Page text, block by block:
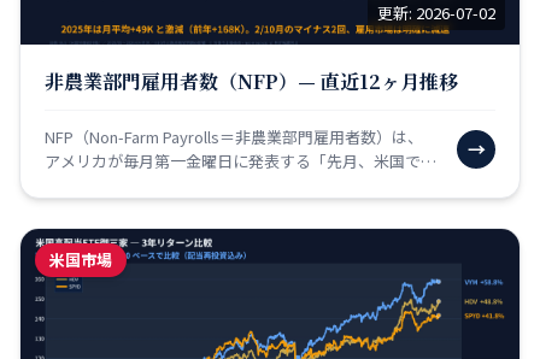
更新: 2026-07-02
非農業部門雇用者数（NFP）— 直近12ヶ月推移
NFP（Non-Farm Payrolls＝非農業部門雇用者数）は、
アメリカが毎月第一金曜日に発表する「先月、米国で何
→
米国市場